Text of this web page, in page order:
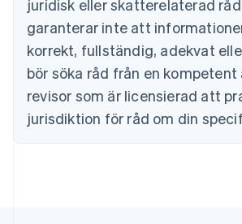
juridisk eller skatterelaterad
garanterar inte att
korrekt, fullständig, adekvat
bör söka råd från en
revisor som är licensierad att
jurisdiktion för råd om din
English
Estland
Fastlandskina
简体中文English
Finland
English Svenska
Frankrike